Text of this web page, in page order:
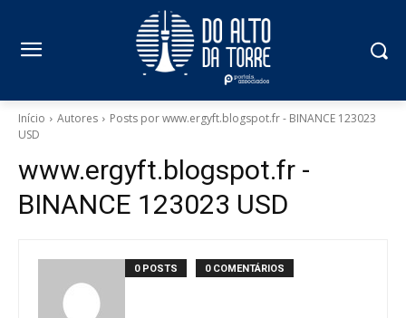
Início Autores
Posts por www.ergyft.blogspot.fr - BINANCE 123023
USD
www.ergyft.blogspot.fr -
BINANCE 123023 USD
0 POSTS 0 COMENTÁRIOS